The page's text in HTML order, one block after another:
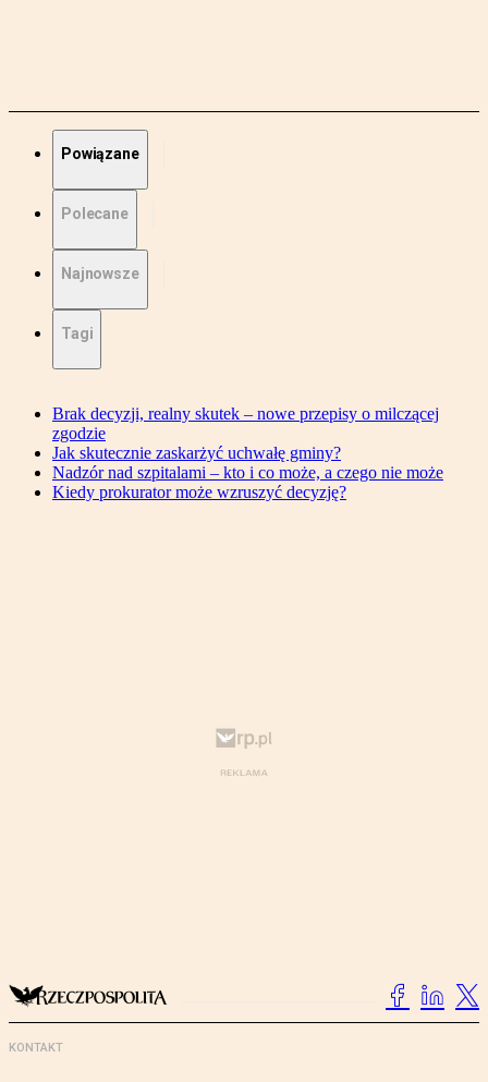
Powiązane
Polecane
Najnowsze
Tagi
Brak decyzji, realny skutek – nowe przepisy o milczącej
zgodzie
Jak skutecznie zaskarżyć uchwałę gminy?
Nadzór nad szpitalami – kto i co może, a czego nie może
Kiedy prokurator może wzruszyć decyzję?
KONTAKT